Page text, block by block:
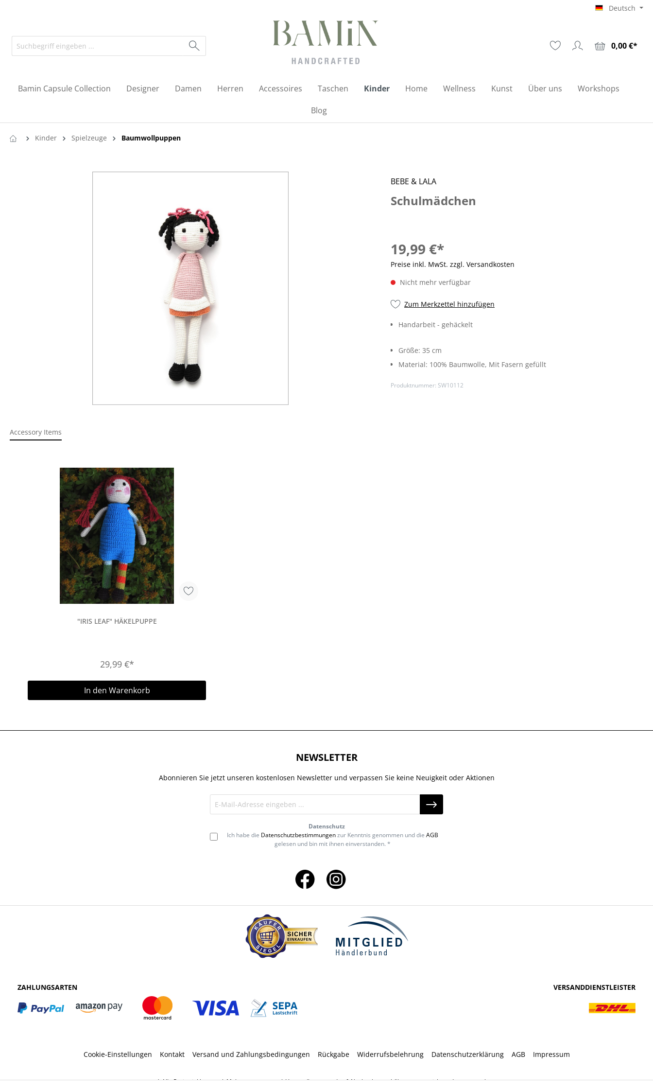
Deutsch
0,00 €*
Bamin Capsule Collection Designer Damen Herren Accessoires Taschen Kinder Home Wellness Kunst Über uns Workshops
Blog
Kinder Spielzeuge Baumwollpuppen
BEBE & LALA
Schulmädchen
19,99 €*
Preise inkl. MwSt. zzgl. Versandkosten
Nicht mehr verfügbar
Zum Merkzettel hinzufügen
Handarbeit - gehäckelt
Größe: 35 cm
Material: 100% Baumwolle, Mit Fasern gefüllt
Produktnummer: SW10112
Accessory Items
"IRIS LEAF" HÄKELPUPPE
29,99 €*
In den Warenkorb
NEWSLETTER
Abonnieren Sie jetzt unseren kostenlosen Newsletter und verpassen Sie keine Neuigkeit oder Aktionen
Datenschutz
Ich habe die Datenschutzbestimmungenzur Kenntnis genommen und die AGB
gelesen und bin mit ihnen einverstanden. *
ZAHLUNGSARTEN VERSANDDIENSTLEISTER
Cookie-Einstellungen Kontakt Versand und Zahlungsbedingungen Rückgabe Widerrufsbelehrung Datenschutzerklärung AGB Impressum
* Alle Preise inkl. gesetzl. Mehrwertsteuer zzgl.Versandkostenund ggf. Nachnahmegebühren, wenn nicht anders angegeben.